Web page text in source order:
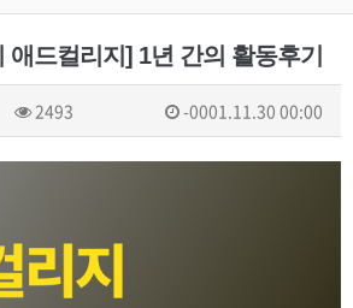
애드컬리지] 1년 간의 활동후기
2493 -0001.11.30 00:00